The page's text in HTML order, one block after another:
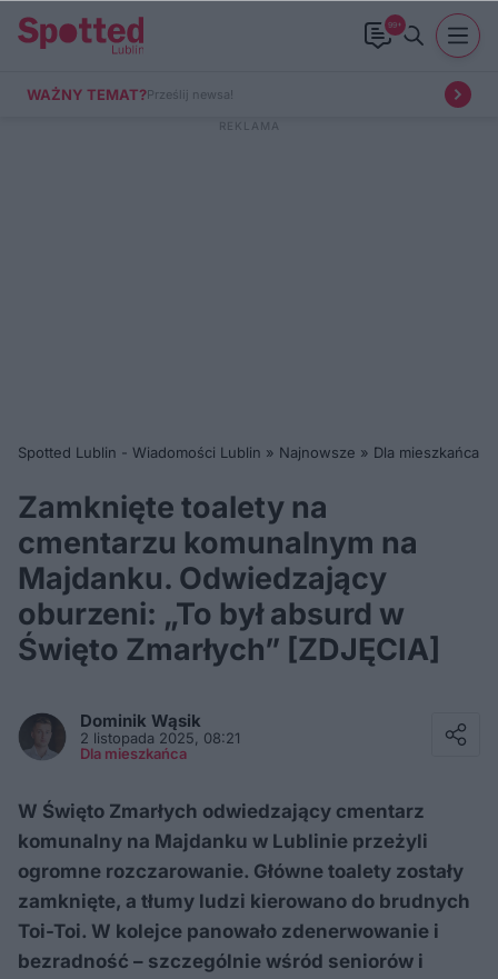
99+
WAŻNY TEMAT?Prześlij newsa!
Spotted Lublin - Wiadomości Lublin » Najnowsze » Dla mieszkańca
Zamknięte toalety na
cmentarzu komunalnym na
Majdanku. Odwiedzający
oburzeni: „To był absurd w
Święto Zmarłych” [ZDJĘCIA]
Dominik Wąsik
2 listopada 2025, 08:21
Dla mieszkańca
W Święto Zmarłych odwiedzający cmentarz
komunalny na Majdanku w Lublinie przeżyli
ogromne rozczarowanie. Główne toalety zostały
zamknięte, a tłumy ludzi kierowano do brudnych
Toi-Toi. W kolejce panowało zdenerwowanie i
bezradność – szczególnie wśród seniorów i